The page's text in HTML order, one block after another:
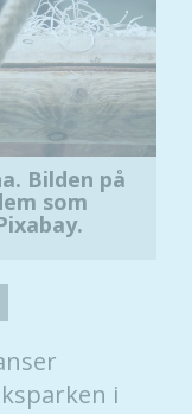
Bilden på
som
i